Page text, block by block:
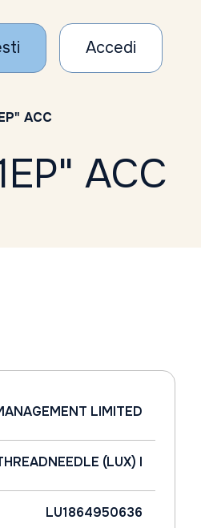
Accedi
ACC
ACC
LIMITED
(LUX) I
LU1864950636